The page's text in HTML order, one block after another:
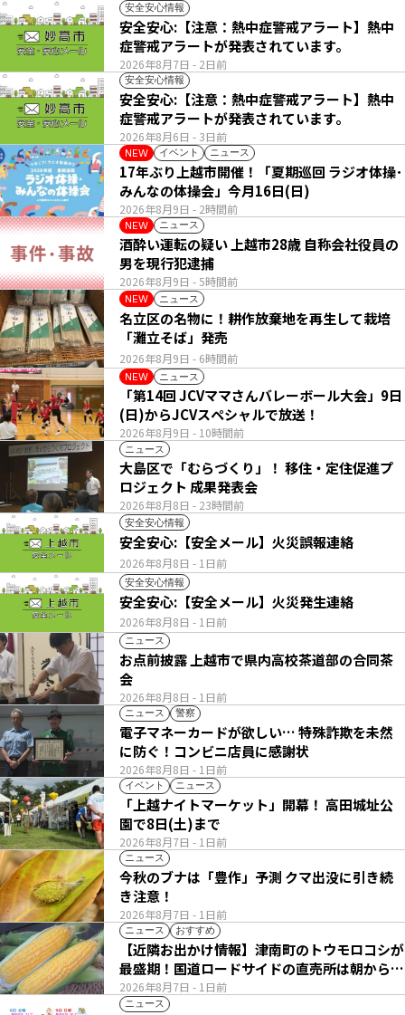
安全安心情報
2026年8月7日 - 2日前
安全安心:【注意：熱中症警戒アラート】熱中
症警戒アラートが発表されています。
安全安心情報
2026年8月6日 - 3日前
安全安心:【注意：熱中症警戒アラート】熱中
症警戒アラートが発表されています。
NEW イベント ニュース
2026年8月9日 - 2時間前
17年ぶり上越市開催！「夏期巡回 ラジオ体操･
みんなの体操会」今月16日(日)
NEW ニュース
2026年8月9日 - 5時間前
酒酔い運転の疑い 上越市28歳 自称会社役員の
男を現行犯逮捕
NEW ニュース
2026年8月9日 - 6時間前
名立区の名物に！耕作放棄地を再生して栽培
「灘立そば」発売
NEW ニュース
2026年8月9日 - 10時間前
「第14回 JCVママさんバレーボール大会」9日
(日)からJCVスペシャルで放送！
ニュース
2026年8月8日 - 23時間前
大島区で「むらづくり」！ 移住・定住促進プ
ロジェクト 成果発表会
安全安心情報
2026年8月8日 - 1日前
安全安心:【安全メール】火災誤報連絡
安全安心情報
2026年8月8日 - 1日前
安全安心:【安全メール】火災発生連絡
ニュース
2026年8月8日 - 1日前
お点前披露 上越市で県内高校茶道部の合同茶
会
ニュース 警察
2026年8月8日 - 1日前
電子マネーカードが欲しい… 特殊詐欺を未然
に防ぐ！コンビニ店員に感謝状
イベント ニュース
2026年8月7日 - 1日前
「上越ナイトマーケット」開幕！ 高田城址公
園で8日(土)まで
ニュース
2026年8月7日 - 1日前
今秋のブナは「豊作」予測 クマ出没に引き続
き注意！
ニュース おすすめ
2026年8月7日 - 1日前
【近隣お出かけ情報】津南町のトウモロコシが
最盛期！国道ロードサイドの直売所は朝から長
い列
ニュース